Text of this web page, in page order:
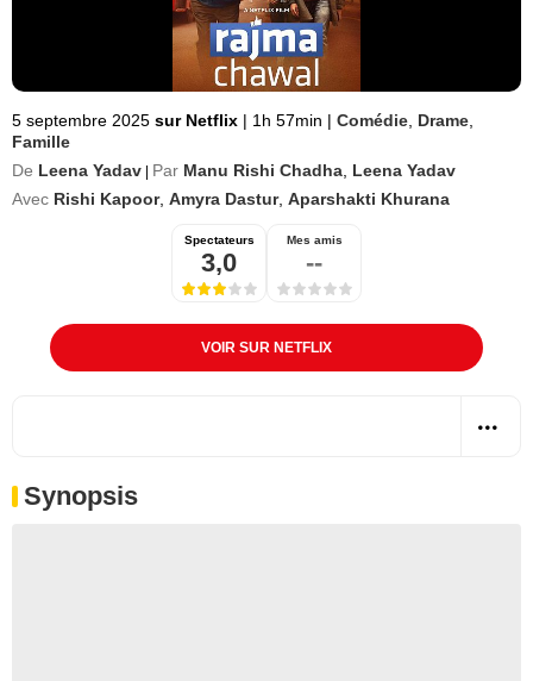
5 septembre 2025 sur Netflix | 1h 57min | Comédie Drame
Famille
De Leena Yadav Par Manu Rishi Chadha Leena Yadav
Avec Rishi Kapoor, Amyra Dastur, Aparshakti Khurana
Spectateurs
3,0
Mes amis
--
VOIR SUR NETFLIX
Synopsis